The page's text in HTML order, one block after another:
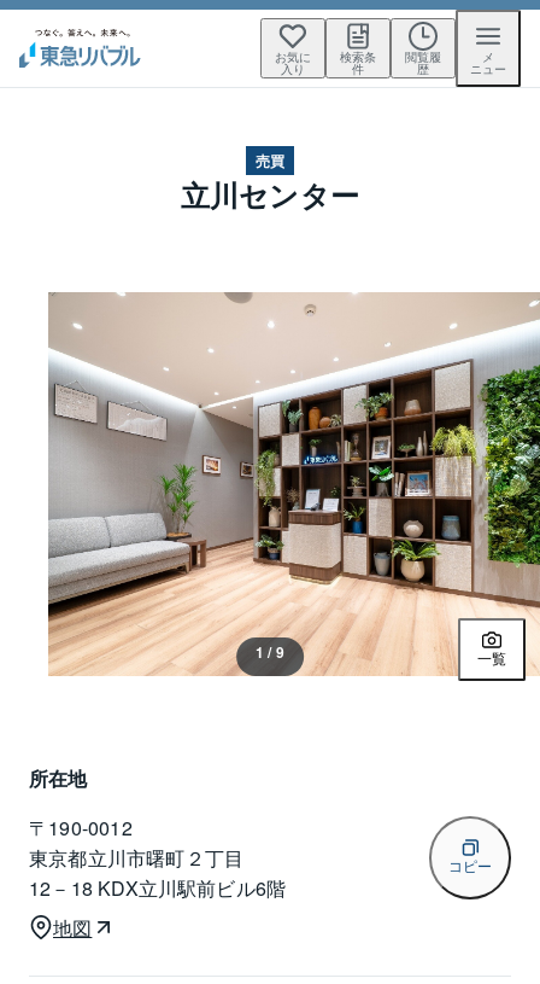
お気に
入り
検索条
件
閲覧履
歴
メ
ニュー
売買
立川センター
1 / 9 一覧
所在地
〒 190-0012
東京都立川市曙町２丁目
12－18 KDX立川駅前ビル6階
コピー
地図